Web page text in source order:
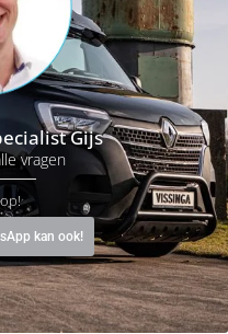
Gijs
vragen
kan ook!